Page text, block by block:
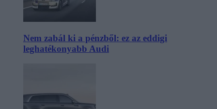
Nem zabál ki a pénzből: ez az eddigi
leghatékonyabb Audi